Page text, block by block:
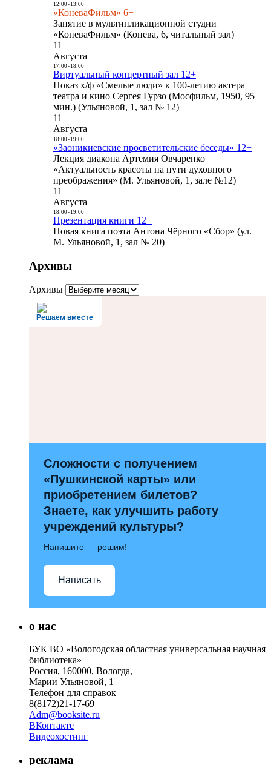
12:00- 13:00
«КоневаФильм» 6+
Занятие в мультипликационной студии
«КоневаФильм» (Конева, 6, читальный зал)
11
Августа
17:00- 18:00
Виртуальный концертный зал 12+
Показ х/ф «Смелые люди» к 100-летию актера
театра и кино Сергея Гурзо (Мосфильм, 1950, 95
мин.) (Ульяновой, 1, зал № 12)
11
Августа
18:00- 19:00
«Заоникиевские просветительские беседы» 12+
Лекция диакона Артемия Овчаренко
«Актуальность красоты на пути духовного
преображения» (М. Ульяновой, 1, зале №12)
11
Августа
18:00- 19:00
Презентация книги 12+
Новая книга поэта Антона Чёрного «Сбор» (ул.
М. Ульяновой, 1, зал № 20)
Архивы
Архивы
Решаем вместе
Сложности с получением
«Пушкинской карты» или
приобретением билетов?
Знаете, как улучшить работу
учреждений культуры?
Напишите — решим!
Написать
о нас
БУК ВО «Вологодская областная универсальная научная
библиотека»
Россия, 160000, Вологда,
Марии Ульяновой, 1
Телефон для справок –
8(8172)21-17-69
Adm@booksite.ru
ВКонтакте
Видеохостинг
реклама